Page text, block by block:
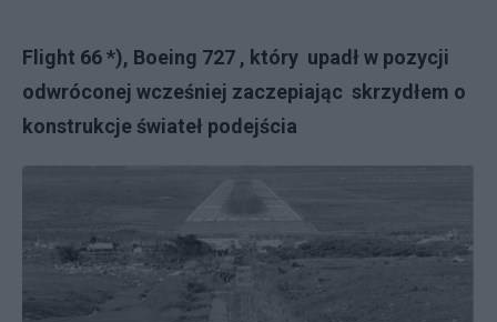
Flight 66 *), Boeing 727 , który upadł w pozycji
odwróconej wcześniej zaczepiając skrzydłem o
konstrukcje świateł podejścia